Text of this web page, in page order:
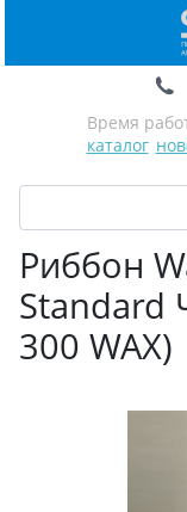
Время
каталог
Риббон
Standard
300 WAX)